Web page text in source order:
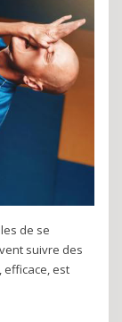
de se
suivre des
efficace, est